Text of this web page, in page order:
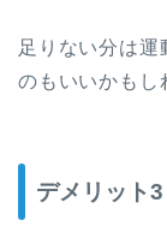
足りない分は運
のもいいかもし
デメリット